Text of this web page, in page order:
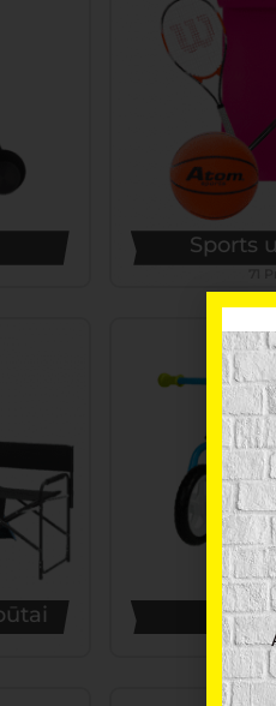
Sports
116